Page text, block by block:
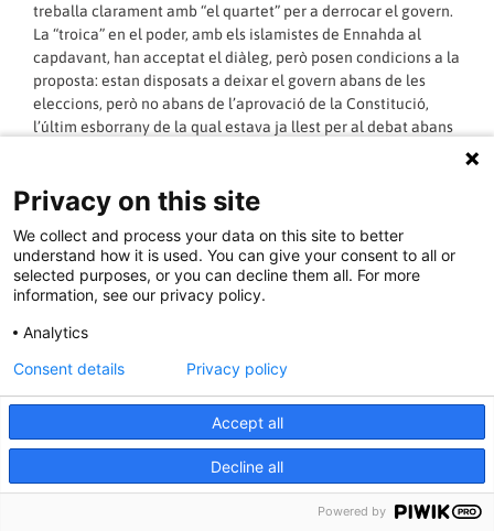
treballa clarament amb “el quartet” per a derrocar el govern.
La “troica” en el poder, amb els islamistes de Ennahda al
capdavant, han acceptat el diàleg, però posen condicions a la
proposta: estan disposats a deixar el govern abans de les
eleccions, però no abans de l’aprovació de la Constitució,
l’últim esborrany de la qual estava ja llest per al debat abans
és a dir, es disputen un aparell d’Estat que ningú sap qui
domina en realitat ni a quins interessos serveix.
Mentre, sense Constitució, sense “llei de justícia transicional”,
sense depuració de l’aparell judicial i de la policia, es manté
de facto la legalitat de la dictadura, mentre els mitjans
que ha fet bastant per si sol per a degradar-se. El precedent
l’esquerra, per a mesurar els riscos d’obsessionar-se amb la
omnipotència dels islamistes i la seva presumpta apropiació
de totes les brides i totes les tecles de l’Estat.
A l’impasse institucional, que permet detenir a activistes i
artistes compromesos per fumar-se uns porros, s’afegix la
devastadora situació econòmica del país. Doncs bé, a través
del “quartet” negociador i del propi Front de Salvació,
Privacy on this site
We collect and process your data on this site to better
understand how it is used. You can give your consent to all or
selected purposes, or you can decline them all. For more
information, see our privacy policy.
Analytics
Accept all
Decline all
Consent details Privacy policy
Powered by